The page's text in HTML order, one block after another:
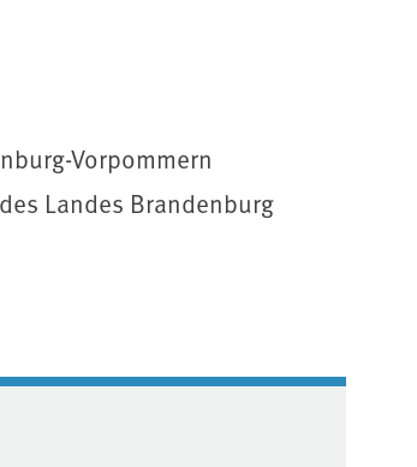
Vorpommern
des Landes Brandenburg